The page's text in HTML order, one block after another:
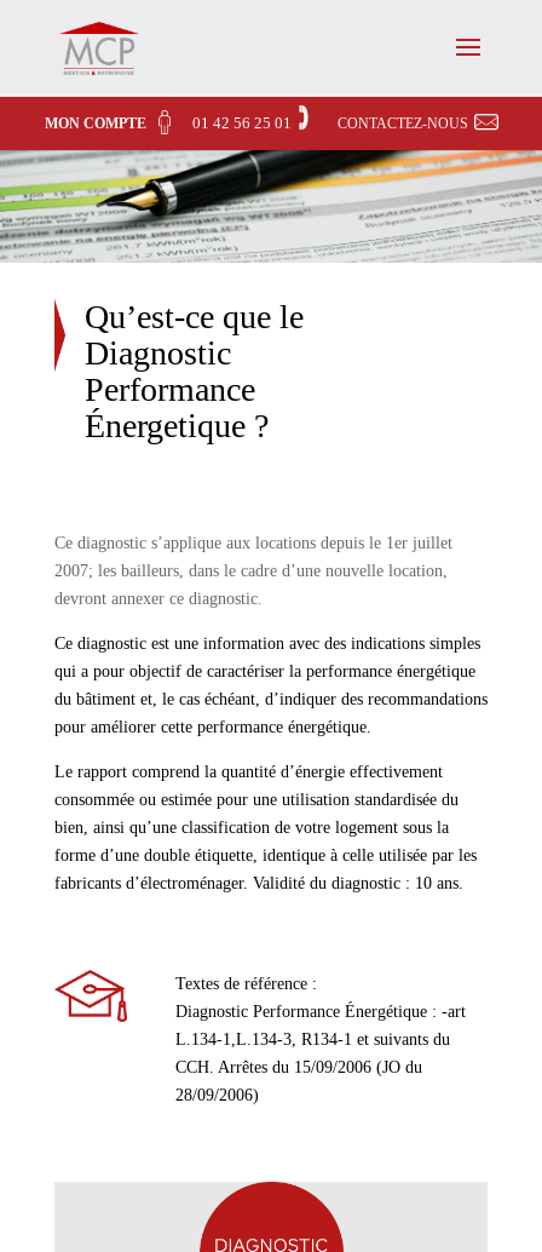
MON COMPTE 01 42 56 25 01 CONTACTEZ-NOUS
Qu’est-ce que le
Diagnostic
Performance
Énergetique ?
Ce diagnostic s’applique aux locations depuis le 1er juillet
2007; les bailleurs, dans le cadre d’une nouvelle location,
devront annexer ce diagnostic.
Ce diagnostic est une information avec des indications simples
qui a pour objectif de caractériser la performance énergétique
du bâtiment et, le cas échéant, d’indiquer des recommandations
pour améliorer cette performance énergétique.
Le rapport comprend la quantité d’énergie effectivement
consommée ou estimée pour une utilisation standardisée du
bien, ainsi qu’une classification de votre logement sous la
forme d’une double étiquette, identique à celle utilisée par les
fabricants d’électroménager. Validité du diagnostic : 10 ans.
Textes de référence :
Diagnostic Performance Énergétique : -art
L.134-1,L.134-3, R134-1 et suivants du
CCH. Arrêtes du 15/09/2006 (JO du
28/09/2006)